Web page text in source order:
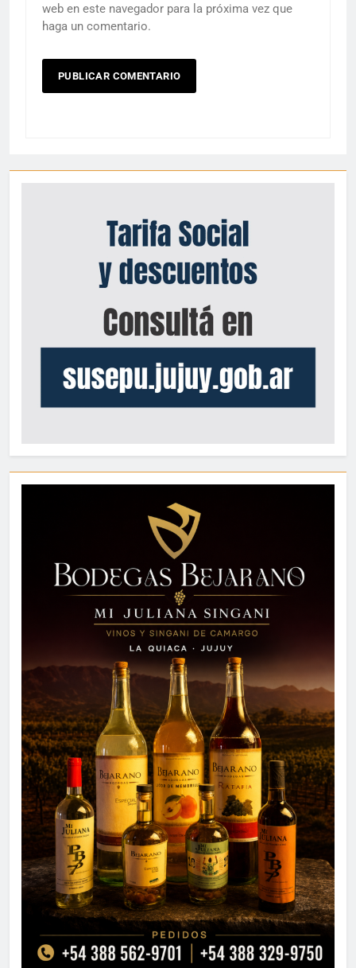
web en este navegador para la próxima vez que
haga un comentario.